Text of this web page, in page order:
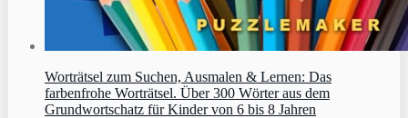
Worträtsel zum Suchen, Ausmalen & Lernen: Das
farbenfrohe Worträtsel. Über 300 Wörter aus dem
Grundwortschatz für Kinder von 6 bis 8 Jahren